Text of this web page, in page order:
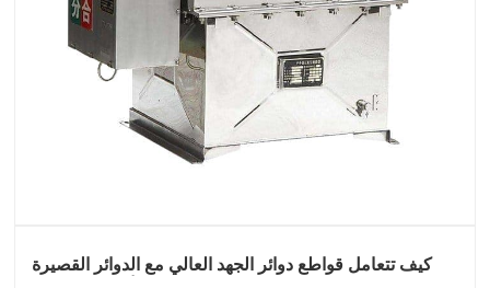
كيف تتعامل قواطع دوائر الجهد العالي مع الدوائر القصيرة